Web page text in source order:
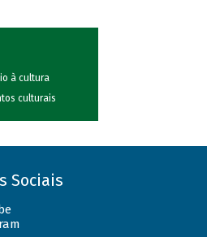
à cultura
culturais
Sociais